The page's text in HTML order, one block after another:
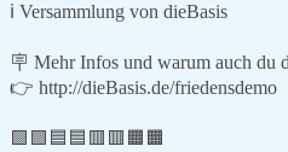
ℹ️ Versammlung von dieBasis
🪧 Mehr Infos und warum auch du
👉 http://dieBasis.de/friedensdemo
🟩🟩🟦🟦🟥🟥🟧🟧